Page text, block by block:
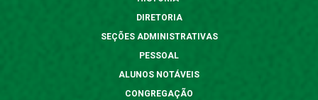
DIRETORIA
SEÇÕES ADMINISTRATIVAS
PESSOAL
ALUNOS NOTÁVEIS
CONGREGAÇÃO